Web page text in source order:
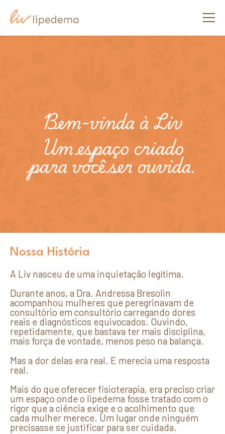
Blog
Na Mídia
Bem-vinda à Liv
Um espaço criado
para você ser ouvida.
Nossa História
A Liv nasceu de uma inquietação legítima.
Durante anos, a Dra. Andressa Bresolin
acompanhou mulheres que peregrinavam de
consultório em consultório carregando dores
reais e diagnósticos equivocados. Ouvindo,
repetidamente, que bastava ter mais disciplina,
mais força de vontade, menos peso na balança.
Mas a dor delas era real. E merecia uma resposta
real.
Mais do que oferecer fisioterapia, era preciso criar
um espaço onde o lipedema fosse tratado com o
rigor que a ciência exige e o acolhimento que
cada mulher merece. Um lugar onde ninguém
precisasse se justificar para ser cuidada.